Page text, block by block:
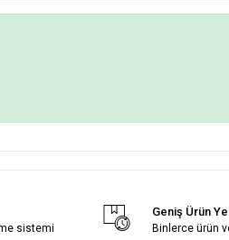
sistemi
Geniş Ürün
Binlerce ürün